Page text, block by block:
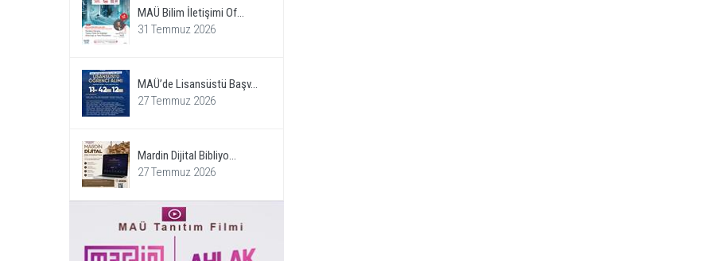
MAÜ Bilim İletişimi Of...
31 Temmuz 2026
MAÜ’de Lisansüstü Başv...
27 Temmuz 2026
Mardin Dijital Bibliyo...
27 Temmuz 2026